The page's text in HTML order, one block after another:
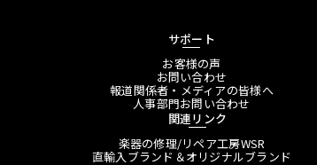
サポート
お客様の声
お問い合わせ
報道関係者・メディアの皆様へ
人事部門お問い合わせ
関連リンク
楽器の修理/リペア工房WSR
直輸入ブランド＆オリジナルブランド